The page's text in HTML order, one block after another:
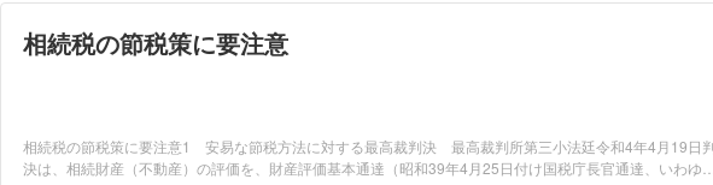
相続税の節税策に要注意
相続税の節税策に要注意1 安易な節税方法に対する最高裁判決 最高裁判所第三小法廷令和4年4月19日
決は、相続財産（不動産）の評価を、財産評価基本通達（昭和39年4月25日付け国税庁長官通達、いわゆる